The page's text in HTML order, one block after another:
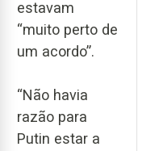
estavam
“muito perto de
um acordo”.
“Não havia
razão para
Putin estar a